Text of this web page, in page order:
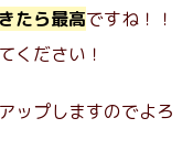
たら最高ですね！！
ください！
ップしますのでよろ